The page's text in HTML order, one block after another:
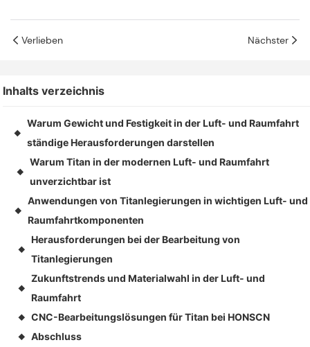
Verlieben Nächster
Inhalts verzeichnis
◆
Warum Gewicht und Festigkeit in der Luft- und Raumfahrt
ständige Herausforderungen darstellen
◆
Warum Titan in der modernen Luft- und Raumfahrt
unverzichtbar ist
◆
Anwendungen von Titanlegierungen in wichtigen Luft- und
Raumfahrtkomponenten
◆
Herausforderungen bei der Bearbeitung von
Titanlegierungen
◆
Zukunftstrends und Materialwahl in der Luft- und
Raumfahrt
◆ CNC-Bearbeitungslösungen für Titan bei HONSCN
◆ Abschluss